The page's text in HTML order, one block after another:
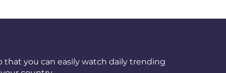
that you can easily watch daily trending